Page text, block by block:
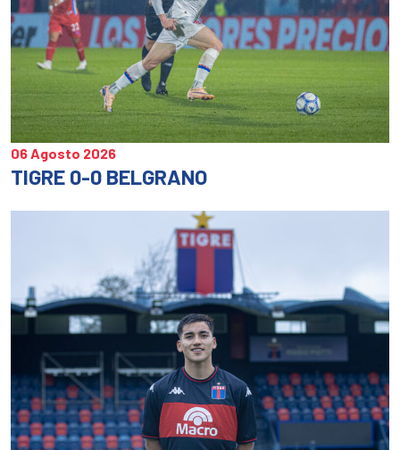
06 Agosto 2026
TIGRE 0-0 BELGRANO